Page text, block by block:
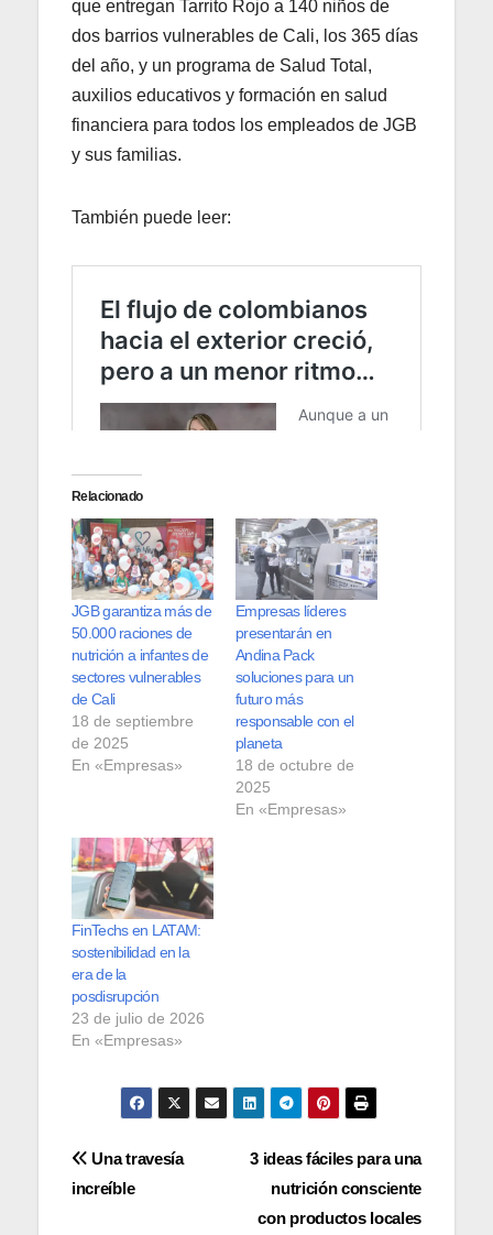
que entregan Tarrito Rojo a 140 niños de
dos barrios vulnerables de Cali, los 365 días
del año, y un programa de Salud Total,
auxilios educativos y formación en salud
financiera para todos los empleados de JGB
y sus familias.
También puede leer:
Relacionado
JGB garantiza más de
50.000 raciones de
nutrición a infantes de
sectores vulnerables
de Cali
18 de septiembre
de 2025
En «Empresas»
Empresas líderes
presentarán en
Andina Pack
soluciones para un
futuro más
responsable con el
planeta
18 de octubre de
2025
En «Empresas»
FinTechs en LATAM:
sostenibilidad en la
era de la
posdisrupción
23 de julio de 2026
En «Empresas»
Navegación3 ideas fáciles para una
nutrición consciente
con productos locales
Una travesía
increíble